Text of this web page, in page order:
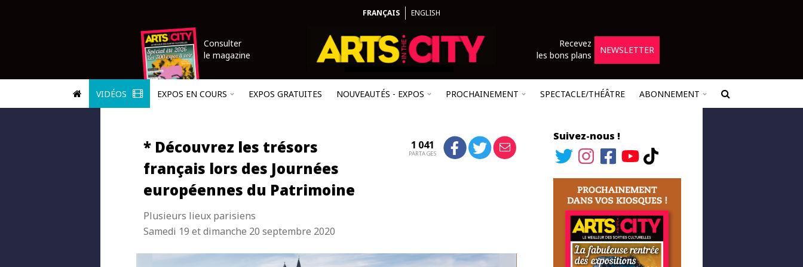
FRANÇAIS ENGLISH
Consulter
le magazine
Recevez
les bons plans
NEWSLETTER
VIDÉOS EXPOS EN COURS EXPOS GRATUITES NOUVEAUTÉS - EXPOS PROCHAINEMENT SPECTACLE/THÉÂTRE ABONNEMENT
* Découvrez les trésors
français lors des Journées
européennes du Patrimoine
Plusieurs lieux parisiens
Samedi 19 et dimanche 20 septembre 2020
1 041
PARTAGES
Suivez-nous !